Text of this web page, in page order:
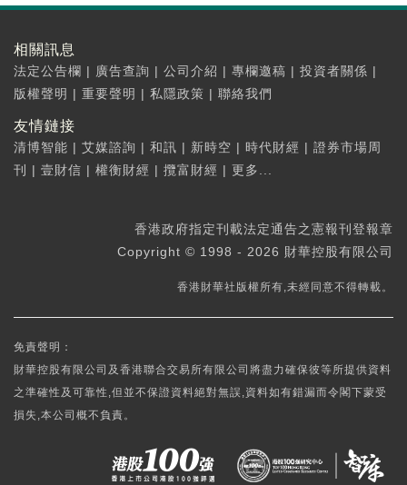
相關訊息
法定公告欄 | 廣告查詢 | 公司介紹 | 專欄邀稿 | 投資者關係 |
版權聲明 | 重要聲明 | 私隱政策 | 聯絡我們
友情鏈接
清博智能 | 艾媒諮詢 | 和訊 | 新時空 | 時代財經 | 證券市場周
刊
| 壹財信 | 權衡財經 | 攬富財經 | 更多...
香港政府指定刊載法定通告之憲報刊登報章
Copyright © 1998 - 2026 財華控股有限公司
香港財華社版權所有,未經同意不得轉載。
免責聲明：
財華控股有限公司及香港聯合交易所有限公司將盡力確保彼等所提供資料
之準確性及可靠性,但並不保證資料絕對無誤,資料如有錯漏而令閣下蒙受
損失,本公司概不負責。